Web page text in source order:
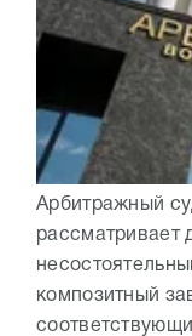
Арбитражный
рассматривает
композитный